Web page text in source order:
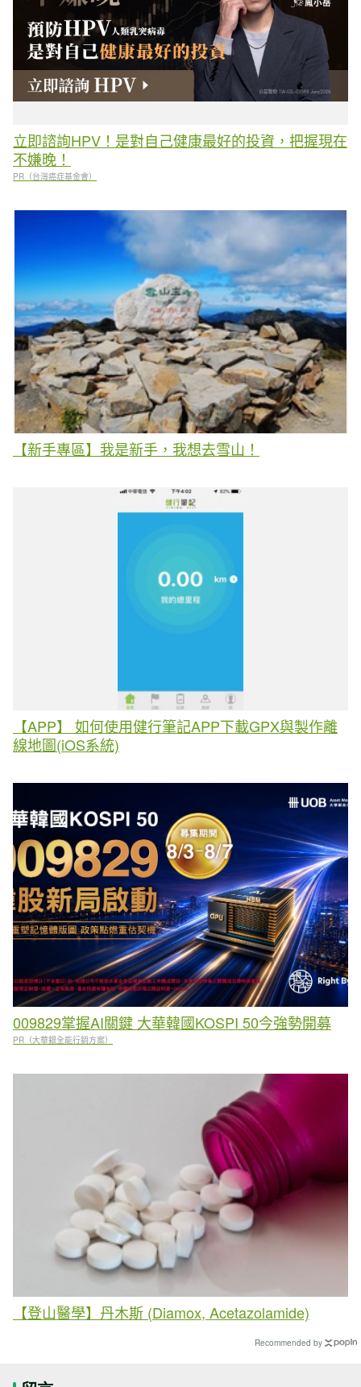
立即諮詢HPV！是對自己健康最好的投資，把握現在
不嫌晚！
PR（台灣癌症基金會）
【新手專區】我是新手，我想去雪山！
【APP】 如何使用健行筆記APP下載GPX與製作離
線地圖(iOS系統)
009829掌握AI關鍵 大華韓國KOSPI 50今強勢開募
PR（大華銀全能行銷方案）
【登山醫學】丹木斯 (Diamox, Acetazolamide)
Recommended by